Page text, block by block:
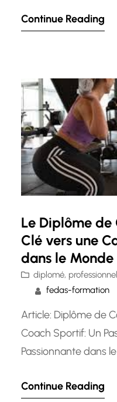
le domaine de la
élevées de soins et
avancées…
Continue Reading
Le Diplôme
Clé vers une
dans le
diplomé, professionnel
fedas-formation
Article: Diplôme de
Coach Sportif: Un
Passionnante dans
condition physique
Continue Reading